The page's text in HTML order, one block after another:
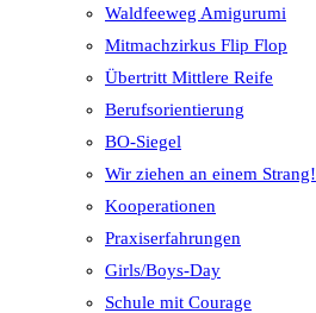
Waldfeeweg Amigurumi
Mitmachzirkus Flip Flop
Übertritt Mittlere Reife
Berufsorientierung
BO-Siegel
Wir ziehen an einem Strang!
Kooperationen
Praxiserfahrungen
Girls/Boys-Day
Schule mit Courage